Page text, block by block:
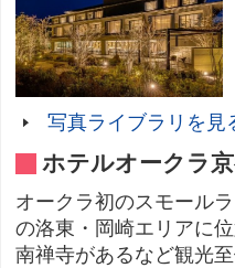
写真ライブラリを見
ホテルオークラ
オークラ初のスモール
の洛東・岡崎エリアに
南禅寺があるなど観光